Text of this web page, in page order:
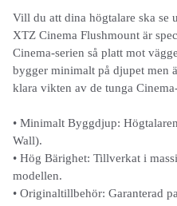
Vill du att dina högtalare ska se
XTZ Cinema Flushmount är
Cinema-serien så platt mot
bygger minimalt på djupet men
klara vikten av de tunga
• Minimalt Byggdjup:
Wall).
• Hög Bärighet: Tillverkat i
modellen.
• Originaltillbehör: Garanterad